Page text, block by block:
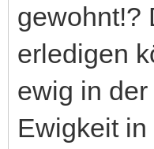
gewohnt!?
erledigen
ewig in
Ewigkeit